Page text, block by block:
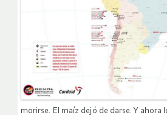
morirse. El maíz dejó de darse. Y ahora